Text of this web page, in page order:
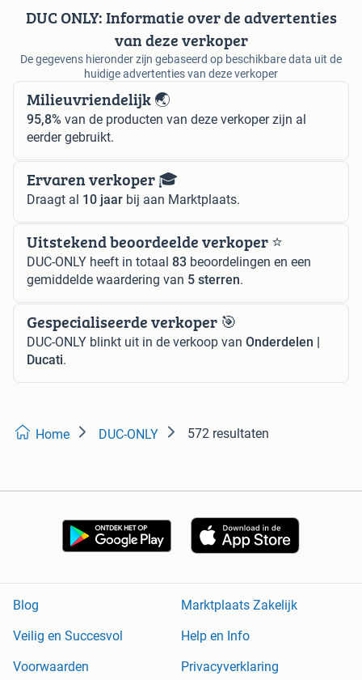
DUC ONLY: Informatie over de advertenties
van deze verkoper
De gegevens hieronder zijn gebaseerd op beschikbare data uit de
huidige advertenties van deze verkoper
Milieuvriendelijk 🌏
95,8% van de producten van deze verkoper zijn al
eerder gebruikt.
Ervaren verkoper 🎓
Draagt al 10 jaar bij aan Marktplaats.
Uitstekend beoordeelde verkoper ⭐️
DUC-ONLY heeft in totaal 83 beoordelingen en een
gemiddelde waardering van 5 sterren.
Gespecialiseerde verkoper 🎯
DUC-ONLY blinkt uit in de verkoop van Onderdelen |
Ducati.
Home DUC-ONLY 572 resultaten
Blog
Marktplaats Zakelijk
Veilig en Succesvol
Help en Info
Voorwaarden
Privacyverklaring